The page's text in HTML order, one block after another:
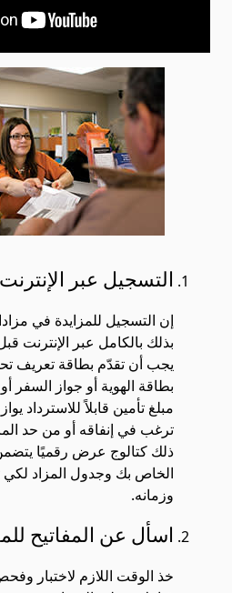
التسجيل عبر
إن التسجيل للمزايدة في
بذلك بالكامل عبر الإنترنت
يجب أن تقدّم بطاقة تعريف
بطاقة الهوية أو جواز السفر
ترغب في إنفاقه أو من حد
ذلك كتالوج عرض رقميًا يتضمن
الخاص بك وجدول المزاد
وزمانه.
اسأل عن المفاتيح
خذ الوقت اللازم لاختبار